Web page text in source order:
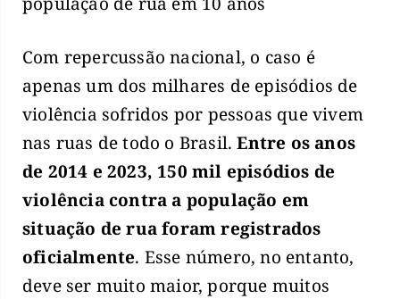
Com repercussão nacional, o caso é
apenas um dos milhares de episódios de
violência sofridos por pessoas que vivem
nas ruas de todo o Brasil.Entre os anos
de 2014 e 2023, 150 mil episódios de
violência contra a população em
situação de rua foram registrados
oficialmente. Esse número, no entanto,
deve ser muito maior, porque muitos